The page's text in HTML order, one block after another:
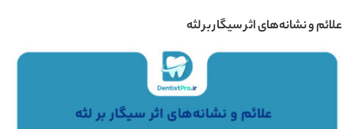
علائم و نشانه‌های اثر سیگار بر لثه